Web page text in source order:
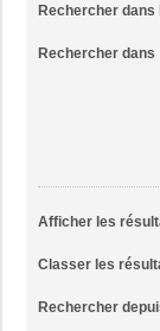
Rechercher
Rechercher dans
Afficher les
Classer les
Rechercher